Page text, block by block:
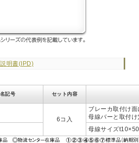
明書(IPD)
記号 セット内容
6コ入
ブレーカ取付け
母線バーと取付
母線サイズ